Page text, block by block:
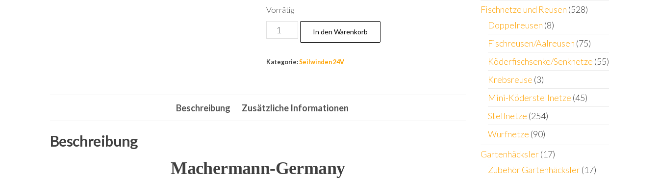
Vorrätig
24Volt,elektrische
Seilwinde,12000
In den Warenkorb
Kategorie:Seilwinden 24V
Beschreibung Zusätzliche Informationen
Beschreibung
Machermann-Germany
Fischnetze und Reusen (528)
Doppelreusen (8)
Fischreusen/Aalreusen (75)
Köderfischsenke/Senknetze (55)
Krebsreuse (3)
Mini-Köderstellnetze (45)
Stellnetze (254)
Wurfnetze (90)
Gartenhäcksler (17)
Zubehör Gartenhäcksler (17)